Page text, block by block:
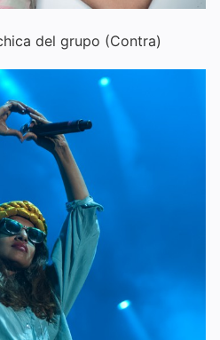
del grupo (Contra)